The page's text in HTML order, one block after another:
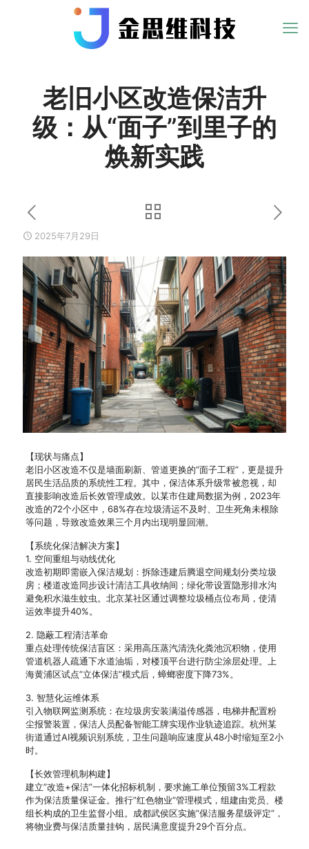
老旧小区改造保洁升
级：从“面子”到里子的
焕新实践
2025年7月29日
【现状与痛点】
老旧小区改造不仅是墙面刷新、管道更换的”面子工程”，更是提升
居民生活品质的系统性工程。其中，保洁体系升级常被忽视，却
直接影响改造后长效管理成效。以某市住建局数据为例，2023年
改造的72个小区中，68%存在垃圾清运不及时、卫生死角未根除
等问题，导致改造效果三个月内出现明显回潮。
【系统化保洁解决方案】
1. 空间重组与动线优化
改造初期即需嵌入保洁规划：拆除违建后腾退空间规划分类垃圾
房；楼道改造同步设计清洁工具收纳间；绿化带设置隐形排水沟
避免积水滋生蚊虫。北京某社区通过调整垃圾桶点位布局，使清
运效率提升40%。
2. 隐蔽工程清洁革命
重点处理传统保洁盲区：采用高压蒸汽清洗化粪池沉积物，使用
管道机器人疏通下水道油垢，对楼顶平台进行防尘涂层处理。上
海黄浦区试点”立体保洁”模式后，蟑螂密度下降73%。
3. 智慧化运维体系
引入物联网监测系统：在垃圾房安装满溢传感器，电梯井配置粉
尘报警装置，保洁人员配备智能工牌实现作业轨迹追踪。杭州某
街道通过AI视频识别系统，卫生问题响应速度从48小时缩短至2小
时。
【长效管理机制构建】
建立”改造+保洁”一体化招标机制，要求施工单位预留3%工程款
作为保洁质量保证金。推行”红色物业”管理模式，组建由党员、楼
组长构成的卫生监督小组。成都武侯区实施”保洁服务星级评定”，
将物业费与保洁质量挂钩，居民满意度提升29个百分点。